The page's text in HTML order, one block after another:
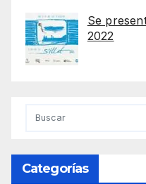
Se
2022
Categorías